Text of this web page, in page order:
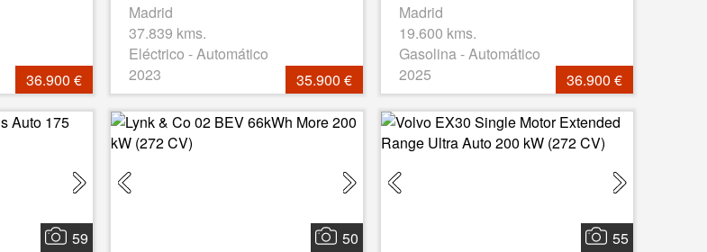
36.900 €
Madrid
37.839 kms.
Eléctrico - Automático
2023
35.900 €
Madrid
19.600 kms.
Gasolina - Automático
2025
36.900 €
59
50
55